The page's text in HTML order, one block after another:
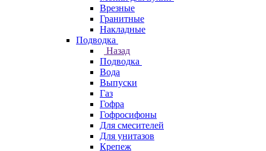
Врезные
Гранитные
Накладные
Подводка
Назад
Подводка
Вода
Выпуски
Газ
Гофра
Гофросифоны
Для смесителей
Для унитазов
Крепеж